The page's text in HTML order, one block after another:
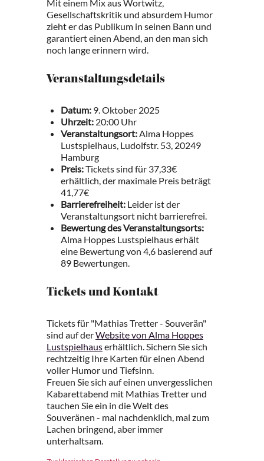
Mit einem Mix aus Wortwitz,
Gesellschaftskritik und absurdem Humor
zieht er das Publikum in seinen Bann und
garantiert einen Abend, an den man sich
noch lange erinnern wird.
Veranstaltungsdetails
Datum: 9. Oktober 2025
Uhrzeit: 20:00 Uhr
Veranstaltungsort:Alma Hoppes
Lustspielhaus, Ludolfstr. 53, 20249
Hamburg
Preis:Tickets sind für 37,33€
erhältlich, der maximale Preis beträgt
41,77€
Barrierefreiheit: Leider ist der
Veranstaltungsort nicht barrierefrei.
Bewertung des Veranstaltungsorts:
Alma Hoppes Lustspielhaus erhält
eine Bewertung von 4,6 basierend auf
89 Bewertungen.
Tickets und Kontakt
Tickets für "Mathias Tretter - Souverän"
sind auf derWebsite von Alma Hoppes
Lustspielhauserhältlich. Sichern Sie sich
rechtzeitig Ihre Karten für einen Abend
voller Humor und Tiefsinn.
Freuen Sie sich auf einen unvergesslichen
Kabarettabend mit Mathias Tretter und
tauchen Sie ein in die Welt des
Souveränen - mal nachdenklich, mal zum
Lachen bringend, aber immer
unterhaltsam.